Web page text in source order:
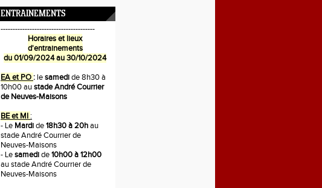
ENTRAINEMENTS
---------------------------------------
Horaires et lieux
d'entrainements
du 01/09/2024 au 30/10/2024
EA et PO: lesamedide 8h30 à
10h00 austade André Courrier
de Neuves-Maisons
BE et MI :
- Le Mardide18h30 à 20hau
stade André Courrier de
Neuves-Maisons
- Lesamedide10h00 à 12h00
au stade André Courrier de
Neuves-Maisons